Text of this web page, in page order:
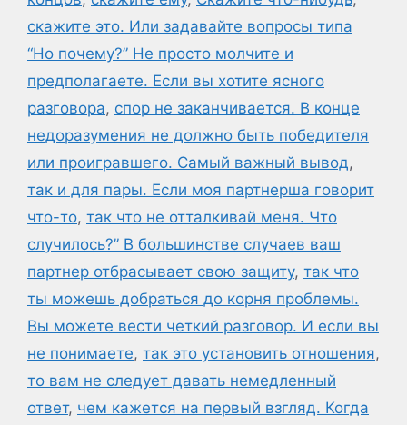
скажите это. Или задавайте вопросы типа
“Но почему?” Не просто молчите и
предполагаете. Если вы хотите ясного
разговора, спор не заканчивается. В конце
недоразумения не должно быть победителя
или проигравшего. Самый важный вывод,
так и для пары. Если моя партнерша говорит
что-то, так что не отталкивай меня. Что
случилось?” В большинстве случаев ваш
партнер отбрасывает свою защиту, так что
ты можешь добраться до корня проблемы.
Вы можете вести четкий разговор. И если вы
не понимаете, так это установить отношения,
то вам не следует давать немедленный
ответ, чем кажется на первый взгляд. Когда